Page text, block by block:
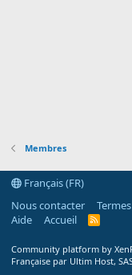
Membres
Français (FR)
Nous contacter
Aide
Accueil
R
Community platform by
Française par Ultim Host,